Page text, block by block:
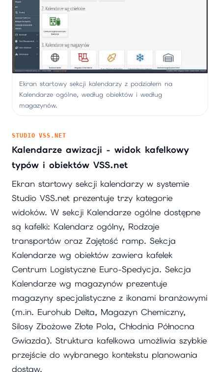
Ekran startowy sekcji kalendarzy z podziałem na
Kalendarze ogólne, według obiektów i według
magazynów.
STUDIO VSS.NET
Kalendarze awizacji - widok kafelkowy
typów i obiektów VSS.net
Ekran startowy sekcji kalendarzy w systemie
Studio VSS.net prezentuje trzy kategorie
widoków. W sekcji Kalendarze ogólne dostępne
są kafelki: Kalendarz ogólny, Rodzaje
transportów oraz Zajętość ramp. Sekcja
Kalendarze wg obiektów zawiera kafelek
Centrum Logistyczne Euro-Spedycja. Sekcja
Kalendarze wg magazynów prezentuje
magazyny specjalistyczne z ikonami branżowymi
(m.in. Eurohub Delta, Magazyn Chemiczny,
Silosy Zbożowe Złote Pola, Chłodnia Północna
Gwiazda). Struktura kafelkowa umożliwia szybkie
przejście do wybranego kontekstu planowania
dostaw.